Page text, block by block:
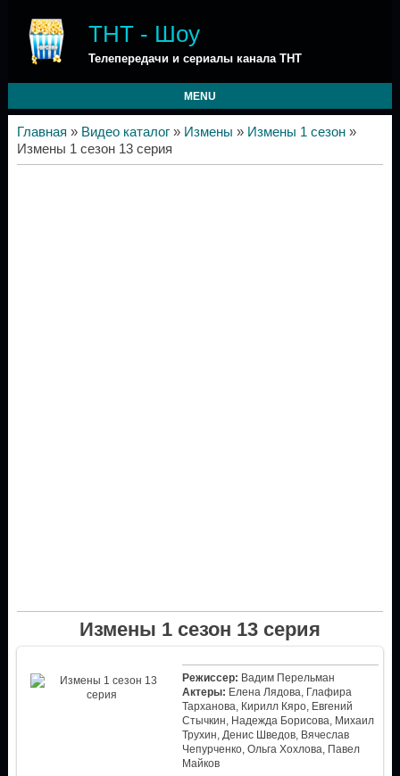
ТНТ - Шоу
Телепередачи и сериалы канала ТНТ
MENU
Главная » Видео каталог» Измены » Измены 1 сезон»
Измены 1 сезон 13 серия
Измены 1 сезон 13 серия
Режиссер: Вадим Перельман
Актеры: Елена Лядова, Глафира
Тарханова, Кирилл Кяро, Евгений
Стычкин, Надежда Борисова, Михаил
Трухин, Денис Шведов, Вячеслав
Чепурченко, Ольга Хохлова, Павел
Майков